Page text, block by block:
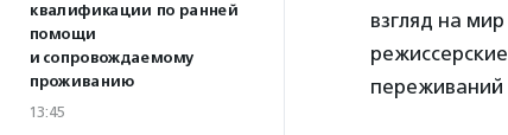
квалификации по ранней
помощи
и сопровождаемому
проживанию
13:45
взгляд на
переживаний